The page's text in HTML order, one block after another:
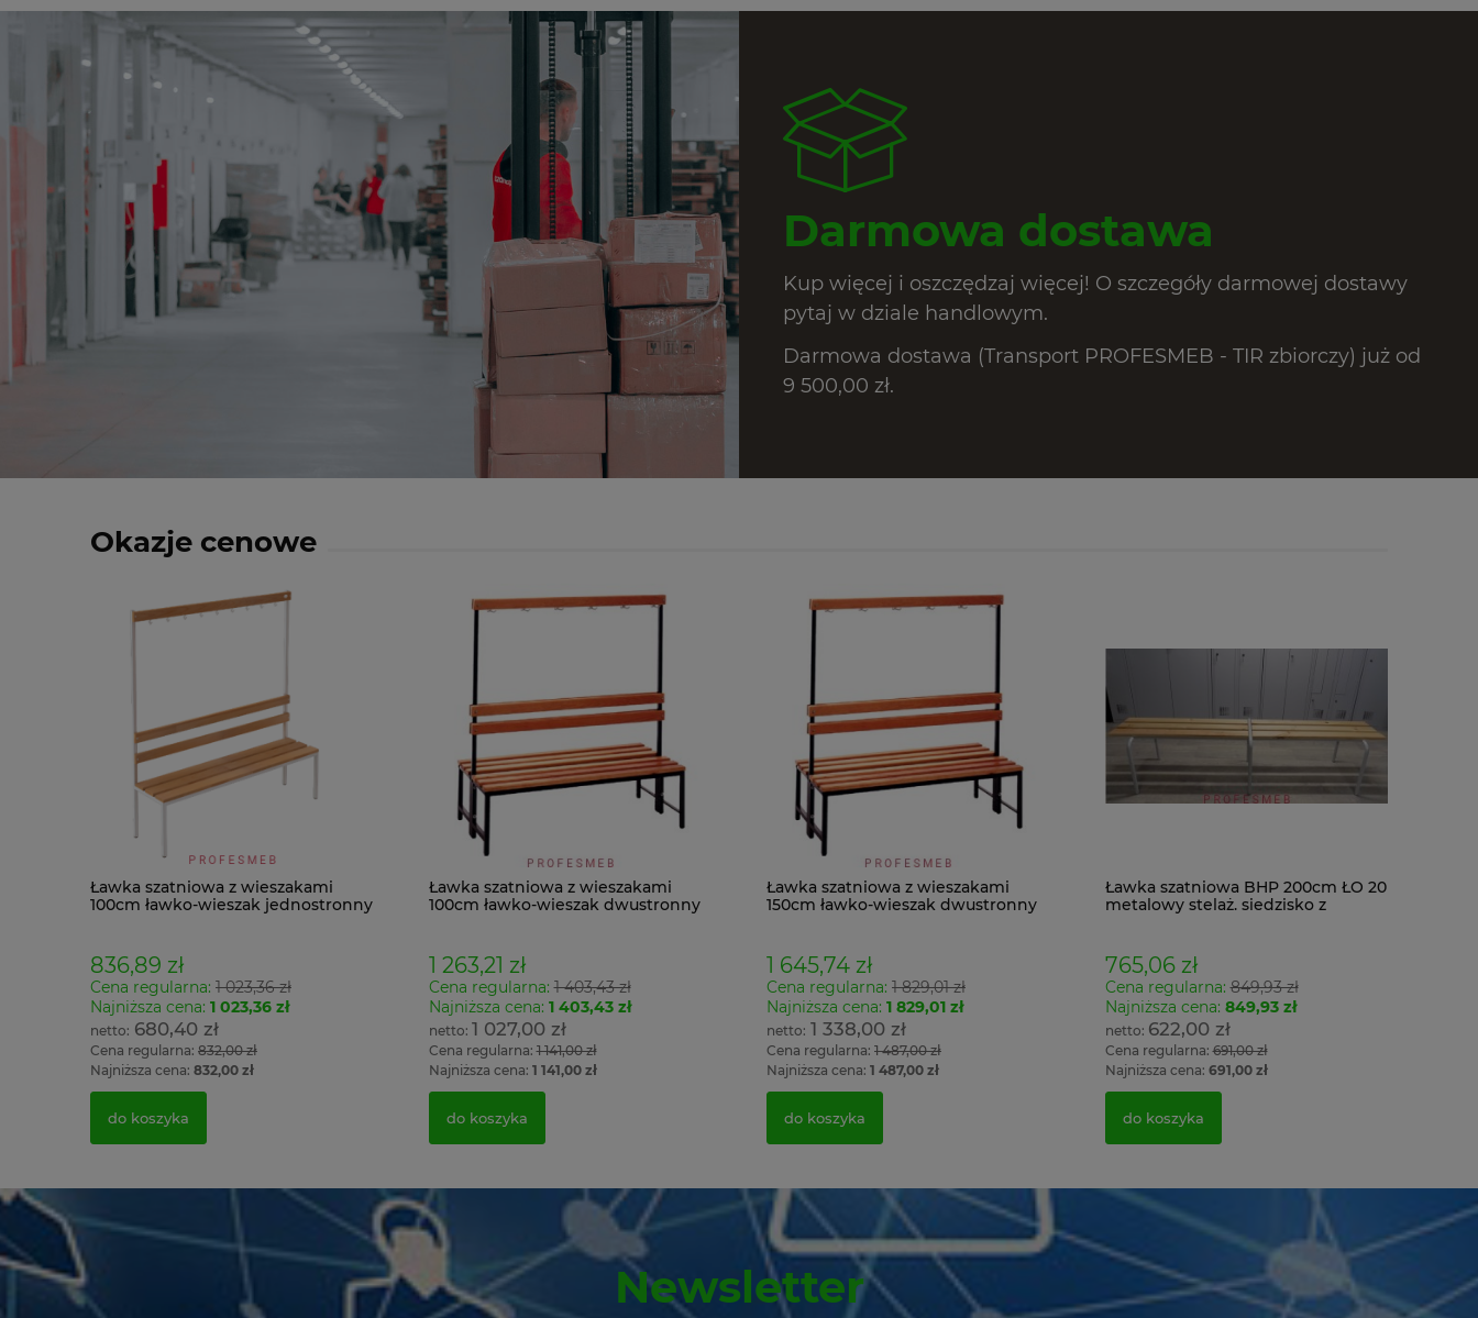
Darmowa dostawa
Kup więcej i oszczędzaj więcej! O szczegóły darmowej dostawy
pytaj w dziale handlowym.
Darmowa dostawa (Transport PROFESMEB - TIR zbiorczy) już od
9 500,00 zł.
Okazje cenowe
Ławka szatniowa z wieszakami
100cm ławko-wieszak jednostronny
836,89 zł
Cena regularna: 1 023,36 zł
Najniższa cena: 1 023,36 zł
680,40 zł
Cena regularna: 832,00 zł
Najniższa cena: 832,00 zł
do koszyka
Ławka szatniowa z wieszakami
100cm ławko-wieszak dwustronny
1 263,21 zł
Cena regularna:1 403,43 zł
Najniższa cena: 1 403,43 zł
1 027,00 zł
Cena regularna:1 141,00 zł
Najniższa cena: 1 141,00 zł
do koszyka
Ławka szatniowa z wieszakami
150cm ławko-wieszak dwustronny
1 645,74 zł
Cena regularna: 1 829,01 zł
Najniższa cena: 1 829,01 zł
1 338,00 zł
Cena regularna: 1 487,00 zł
Najniższa cena: 1 487,00 zł
do koszyka
Ławka szatniowa BHP 200cm ŁO 20
metalowy stelaż. siedzisko z
765,06 zł
Cena regularna:849,93 zł
Najniższa cena: 849,93 zł
622,00 zł
Cena regularna:691,00 zł
Najniższa cena: 691,00 zł
do koszyka
Newsletter